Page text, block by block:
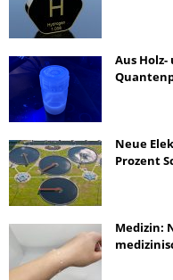
Aus
Neue
Prozent
Medizin: